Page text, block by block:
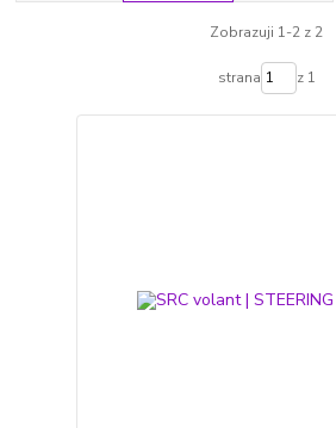
Zobrazuji 1-2 z 2
strana z 1